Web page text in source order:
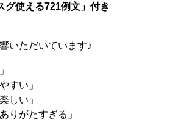
グ使える721例文」付き
いただいています♪
すい」
しい」
りがたすぎる」